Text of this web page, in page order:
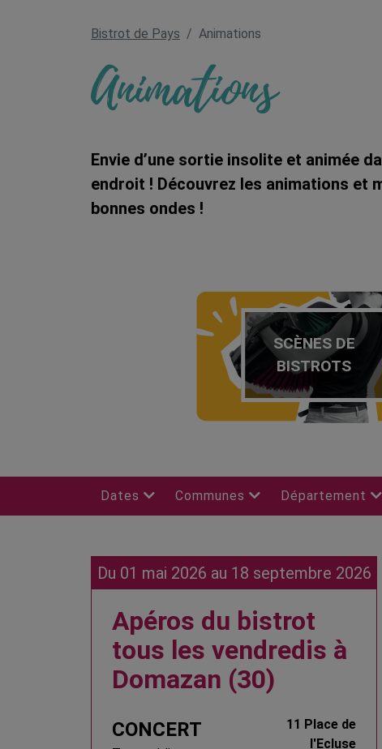
Bistrot de Pays Animations
Animations
Envie d’une sortie insolite et animée
endroit ! Découvrez les animations et
bonnes ondes !
SCÈNES DE
BISTROTS
Dates Communes Département
Du 01 mai 2026 au 18 septembre 2026
Apéros du bistrot
tous les vendredis à
Domazan (30)
CONCERT
11 Place de
l'Ecluse